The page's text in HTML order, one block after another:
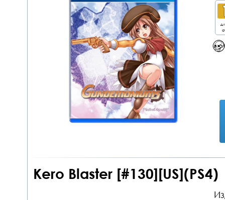
Kero Blaster [#130][US](PS4)